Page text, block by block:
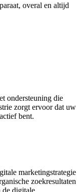
overal en altijd
ondersteuning die
zorgt ervoor dat uw
bent.
marketingstrategie
zoekresultaten
de digitale